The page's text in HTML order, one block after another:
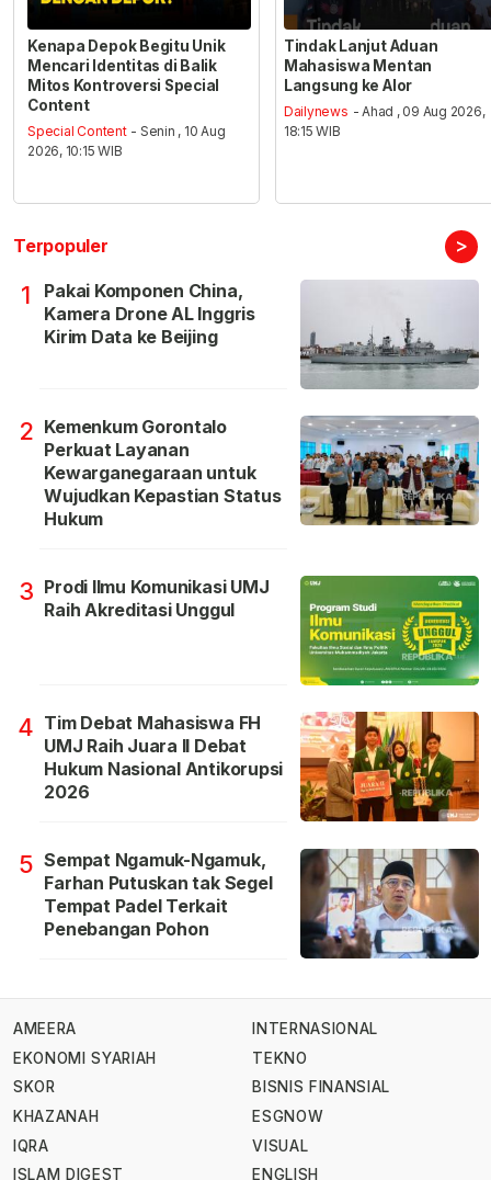
Kenapa Depok Begitu Unik
Mencari Identitas di Balik
Mitos Kontroversi Special
Content
Special Content - Senin , 10 Aug
2026, 10:15 WIB
Tindak Lanjut Aduan
Mahasiswa Mentan
Langsung ke Alor
Dailynews - Ahad , 09 Aug 2026,
18:15 WIB
Terpopuler >
1
Pakai Komponen China,
Kamera Drone AL Inggris
Kirim Data ke Beijing
2 Kemenkum Gorontalo
Perkuat Layanan
Kewarganegaraan untuk
Wujudkan Kepastian Status
Hukum
3 Prodi Ilmu Komunikasi UMJ
Raih Akreditasi Unggul
4 Tim Debat Mahasiswa FH
UMJ Raih Juara II Debat
Hukum Nasional Antikorupsi
2026
5 Sempat Ngamuk-Ngamuk,
Farhan Putuskan tak Segel
Tempat Padel Terkait
Penebangan Pohon
AMEERA
EKONOMI SYARIAH
SKOR
KHAZANAH
IQRA
ISLAM DIGEST
INTERNASIONAL
TEKNO
BISNIS FINANSIAL
ESGNOW
VISUAL
ENGLISH